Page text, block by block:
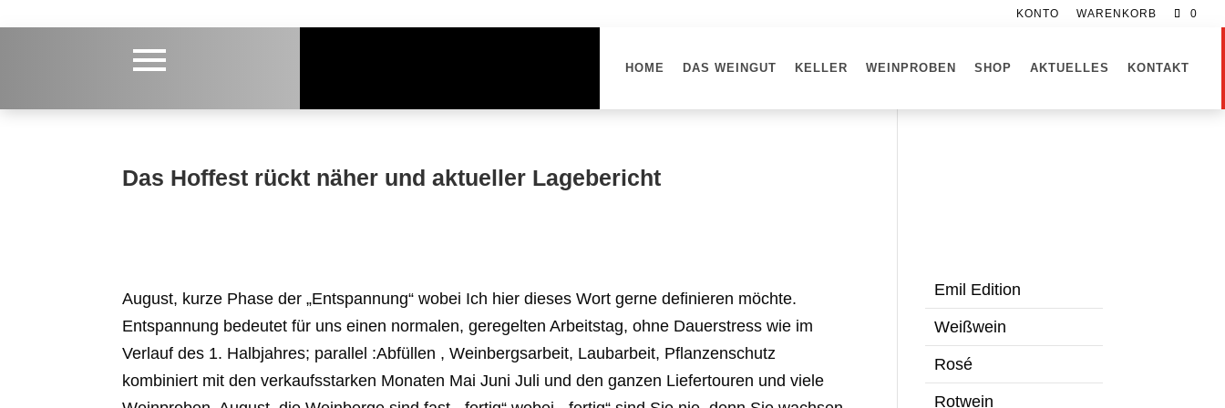
HOME DAS WEINGUT KELLER WEINPROBEN SHOP AKTUELLES KONTAKT
KONTO WARENKORB 0
Das Hoffest rückt näher und aktueller Lagebericht
August, kurze Phase der„Entspannung“ wobei Ich hier dieses Wort gerne definieren möchte.
Entspannung bedeutet für uns einen normalen, geregelten Arbeitstag, ohne Dauerstress wie im
Verlauf des 1. Halbjahres; parallel :Abfüllen , Weinbergsarbeit, Laubarbeit, Pflanzenschutz
kombiniert mit den verkaufsstarken Monaten Mai Juni Juli und den ganzen Liefertouren und viele
Emil Edition
Weißwein
Rosé
Rotwein